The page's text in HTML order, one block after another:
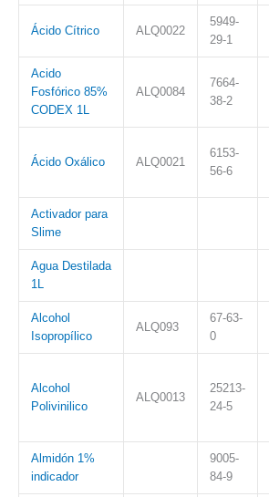
Ácido Cítrico ALQ0022
5949-
29-1
Acido
Fosfórico 85%
CODEX 1L
ALQ0084
7664-
38-2
Ácido Oxálico ALQ0021
6153-
56-6
Activador para
Slime
Agua Destilada
1L
Alcohol
Isopropílico
ALQ093
67-63-
0
Alcohol
Polivinilico
ALQ0013
25213-
24-5
Almidón 1%
indicador
9005-
84-9